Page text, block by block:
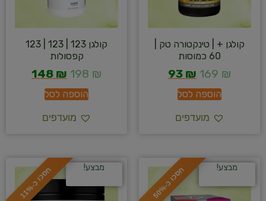
קולגן + | טינקטורה טק |
60 כמוסות
169 ₪
93 ₪
הוספה לסל
מועדפים
קולגן 123 | 123 | 123
קפסולות
198 ₪
148 ₪
הוספה לסל
מועדפים
ח
ס
כ
ו
כ
-
5
0
% מבצע! ח
ס
כ
ו
כ
-
1
1
% מבצע!